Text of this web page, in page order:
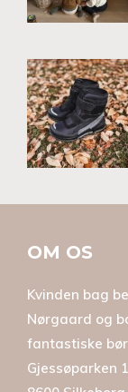
OM OS
Kvinden bag
Nørgaard og
fantastiske
Gjessøparken